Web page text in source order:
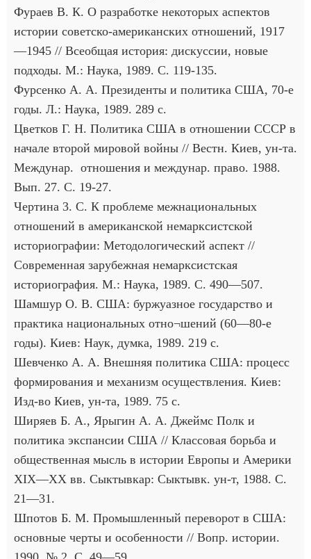
Фураев В. К. О разработке некоторых аспектов
истории советско-американских отношений, 1917
—1945 // Всеобщая история: дискуссии, новые
подходы. М.: Наука, 1989. С. 119-135.
Фурсенко А. А. Президенты и политика США, 70-е
годы. Л.: Наука, 1989. 289 с.
Цветков Г. Н. Политика США в отношении СССР в
начале второй мировой войны // Вестн. Киев, ун-та.
Междунар. отношения и междунар. право. 1988.
Вып. 27. С. 19-27.
Чертина 3. С. К проблеме межнациональных
отношений в американской немарксистской
историографии: Методологический аспект //
Современная зарубежная немарксистская
историография. М.: Наука, 1989. С. 490—507.
Шамшур О. В. США: буржуазное государство и
практика национальных отно¬шений (60—80-е
годы). Киев: Наук, думка, 1989. 219 с.
Шевченко А. А. Внешняя политика США: процесс
формирования и механизм осуществления. Киев:
Изд-во Киев, ун-та, 1989. 75 с.
Ширяев Б. А., Ярыгин А. А. Джеймс Полк и
политика экспансии США // Классовая борьба и
общественная мысль в истории Европы и Америки
XIX—XX вв. Сыктывкар: Сыктывк. ун-т, 1988. С.
21—31.
Шпотов Б. М. Промышленный переворот в США:
основные черты и особенности // Вопр. истории.